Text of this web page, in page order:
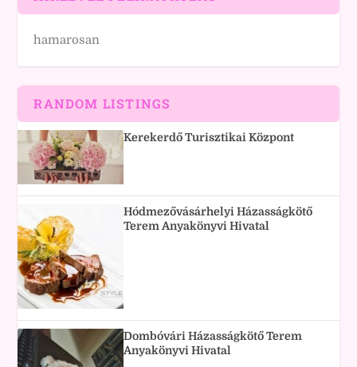
hamarosan
RANDOM LISTINGS
Kerekerdő Turisztikai Központ
Hódmezővásárhelyi Házasságkötő
Terem Anyakönyvi Hivatal
Dombóvári Házasságkötő Terem
Anyakönyvi Hivatal